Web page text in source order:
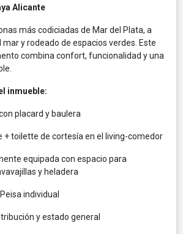
Alicante
más codiciadas de Mar del Plata, a
y rodeado de espacios verdes. Este
combina confort, funcionalidad y una
inmueble:
placard y baulera
+ toilette de cortesía en el living-comedor
equipada con espacio para
y heladera
individual
y estado general